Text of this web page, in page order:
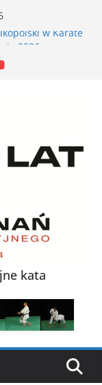
w Karate
w Karate
– dlaczego to
kata